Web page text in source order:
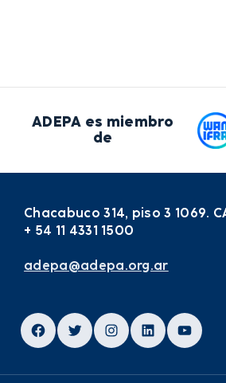
ADEPA es miembro
de
Chacabuco 314, piso 3 1069.
+ 54 11 4331 1500
adepa@adepa.org.ar
Facebook
TwitterInstagram
LinkedIn